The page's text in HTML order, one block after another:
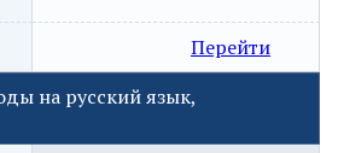
Перейти
на русский язык,